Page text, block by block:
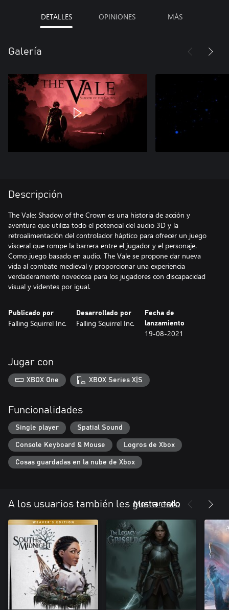
DETALLES OPINIONES MÁS
Galería
Descripción
The Vale: Shadow of the Crown es una historia de acción y
aventura que utiliza todo el potencial del audio 3D y la
retroalimentación del controlador háptico para ofrecer un juego
visceral que rompe la barrera entre el jugador y el personaje.
Como juego basado en audio, The Vale se propone dar nueva
vida al combate medieval y proporcionar una experiencia
verdaderamente novedosa para los jugadores con discapacidad
visual y videntes por igual.
Publicado por
Falling Squirrel Inc.
Desarrollado por
Falling Squirrel Inc.
Fecha de
lanzamiento
19-08-2021
Jugar con
XBOX One XBOX Series X|S
Funcionalidades
Single player Spatial Sound
Console Keyboard & Mouse Logros de Xbox
Cosas guardadas en la nube de Xbox
A los usuarios también les gusta esto
Mostrar todo